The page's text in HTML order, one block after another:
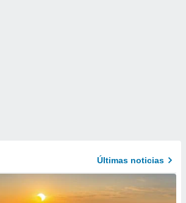
Últimas noticias